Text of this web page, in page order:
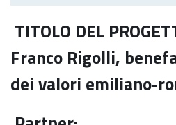
TITOLO DEL
Franco Rigolli,
dei valori emiliano-